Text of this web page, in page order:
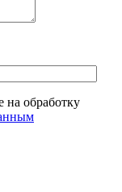
на обработку